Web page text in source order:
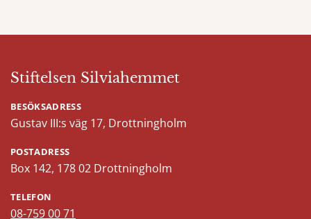
Stiftelsen Silviahemmet
BESÖKSADRESS
Gustav III:s väg 17, Drottningholm
POSTADRESS
Box 142, 178 02 Drottningholm
TELEFON
08-759 00 71